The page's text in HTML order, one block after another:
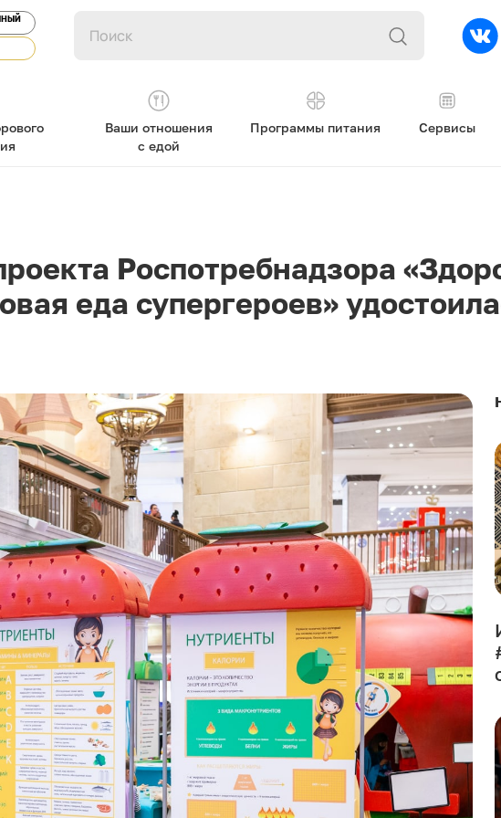
Ваши отношения
с едой
Программы питания Сервисы
Роспотребнадзора
еда супергероев»